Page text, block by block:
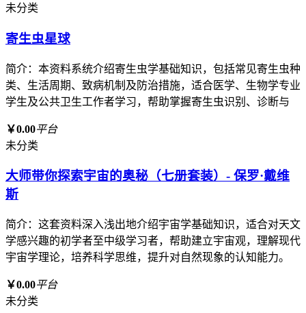
未分类
寄生虫星球
简介：本资料系统介绍寄生虫学基础知识，包括常见寄生虫种
类、生活周期、致病机制及防治措施，适合医学、生物学专业
学生及公共卫生工作者学习，帮助掌握寄生虫识别、诊断与
￥0.00平台
未分类
大师带你探索宇宙的奥秘（七册套装）- 保罗·戴维
斯
简介：这套资料深入浅出地介绍宇宙学基础知识，适合对天文
学感兴趣的初学者至中级学习者，帮助建立宇宙观，理解现代
宇宙学理论，培养科学思维，提升对自然现象的认知能力。
￥0.00平台
未分类